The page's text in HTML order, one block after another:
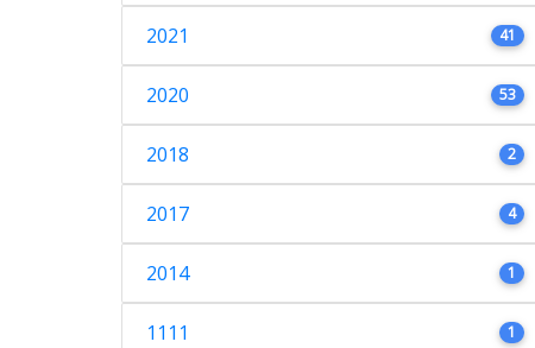
2021 41
2020 53
2018 2
2017 4
2014 1
1111 1